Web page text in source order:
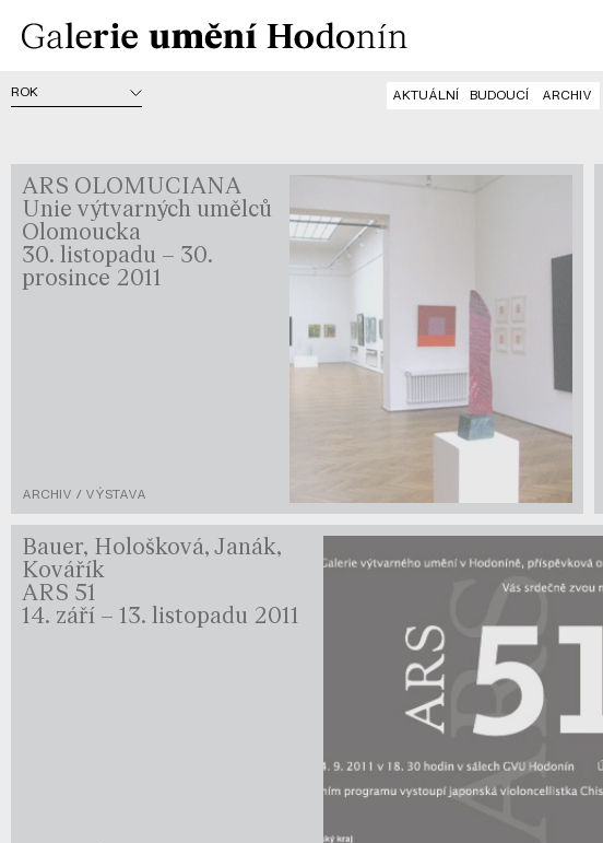
AKTUÁLNÍ BUDOUCÍ ARCHIV
ARS OLOMUCIANA
Unie výtvarných umělců
Olomoucka
30. listopadu – 30.
prosince 2011
ARCHIV / VÝSTAVA
Bauer, Hološková, Janák,
Kovářík
ARS 51
14. září – 13. listopadu 2011